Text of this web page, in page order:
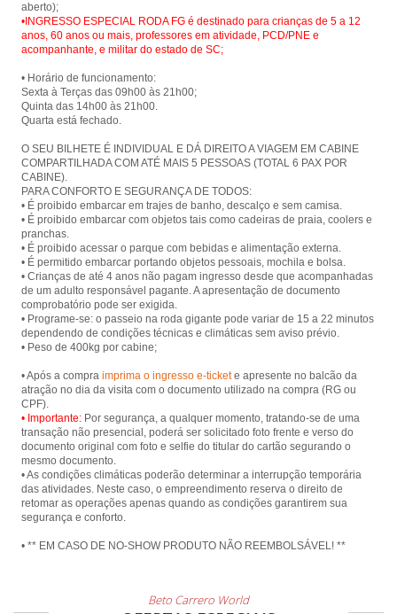
•INGRESSO ESPECIAL RODA FG é destinado para crianças de 5 a 12
anos, 60 anos ou mais, professores em atividade, PCD/PNE e
acompanhante, e militar do estado de SC;
• Horário de funcionamento:
Sexta à Terças das 09h00 às 21h00;
Quinta das 14h00 às 21h00.
Quarta está fechado.
O SEU BILHETE É INDIVIDUAL E DÁ DIREITO A VIAGEM EM CABINE
COMPARTILHADA COM ATÉ MAIS 5 PESSOAS (TOTAL 6 PAX POR
CABINE).
PARA CONFORTO E SEGURANÇA DE TODOS:
• É proibido embarcar em trajes de banho, descalço e sem camisa.
• É proibido embarcar com objetos tais como cadeiras de praia, coolers e
pranchas.
• É proibido acessar o parque com bebidas e alimentação externa.
• É permitido embarcar portando objetos pessoais, mochila e bolsa.
• Crianças de até 4 anos não pagam ingresso desde que acompanhadas
de um adulto responsável pagante. A apresentação de documento
comprobatório pode ser exigida.
• Programe-se: o passeio na roda gigante pode variar de 15 a 22 minutos
dependendo de condições técnicas e climáticas sem aviso prévio.
• Peso de 400kg por cabine;
• Após a compra imprima o ingresso e-tickete apresente no balcão da
atração no dia da visita com o documento utilizado na compra (RG ou
• Importante: Por segurança, a qualquer momento, tratando-se de uma
transação não presencial, poderá ser solicitado foto frente e verso do
documento original com foto e selfie do titular do cartão segurando o
mesmo documento.
• As condições climáticas poderão determinar a interrupção temporária
das atividades. Neste caso, o empreendimento reserva o direito de
retomar as operações apenas quando as condições garantirem sua
segurança e conforto.
• ** EM CASO DE NO-SHOW PRODUTO NÃO REEMBOLSÁVEL! **
Beto Carrero World